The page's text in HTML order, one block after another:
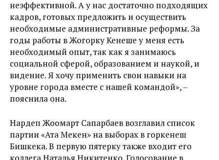
неэффективной. А у нас достаточно подходящих
кадров, готовых предложить и осуществить
необходимые административные реформы. За
годы работы в Жогорку Кенеше у меня есть
необходимый опыт, так как я занимаюсь
социальной сферой, образованием и наукой, и
видение. Я хочу применить свои навыки на
уровне города вместе с нашей командой», –
пояснила она.
Нардеп Жоомарт Сапарбаев возглавил список
партии «Ата Мекен» на выборах в горкенеш
Бишкека. В первую пятерку также входит его